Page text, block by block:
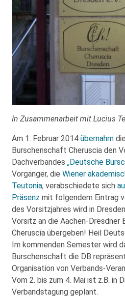
In Zusammenarbeit mit Lucius
Am 1. Februar 2014 übernahm
Burschenschaft Cheruscia den
Dachverbandes „Deutsche
Vorgänger, die Wiener
Teutonia, verabschiedete sich
Präsenz mit folgendem Eintrag
des Vorsitzjahres wird in
Vorsitz an die Aachen-Dresdner
Cheruscia übergeben! Heil
Im kommenden Semester wird
Burschenschaft die DB
Organisation von Verbands-
Vom 2. bis zum 4. Mai ist z.B. in
Verbandstagung geplant.